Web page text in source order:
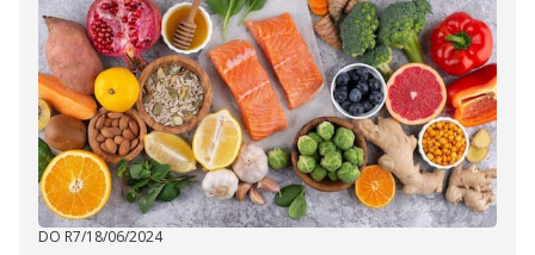
DO R7/18/06/2024